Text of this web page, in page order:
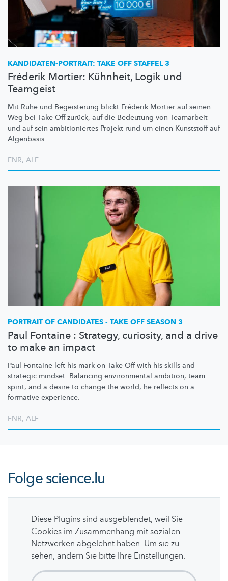
KANDIDATEN-PORTRAIT: TAKE OFF STAFFEL 3
Fréderik Mortier: Kühnheit, Logik und
Teamgeist
Mit Ruhe und Begeisterung blickt Fréderik Mortier auf seinen
Weg bei Take Off zurück, auf die Bedeutung von Teamarbeit
und auf sein ambitioniertes Projekt rund um einen Kunststoff auf
Algenbasis
FNR, ALF
PORTRAIT OF CANDIDATES - TAKE OFF SEASON 3
Paul Fontaine : Strategy, curiosity, and a drive
to make an impact
Paul Fontaine left his mark on Take Off with his skills and
strategic mindset. Balancing environmental ambition, team
spirit, and a desire to change the world, he reflects on a
formative experience.
FNR, ALF
Folgescience.lu
Diese Plugins sind ausgeblendet, weil Sie
Cookies im Zusammenhang mit sozialen
Netzwerken abgelehnt haben. Um sie zu
sehen, ändern Sie bitte Ihre Einstellungen.